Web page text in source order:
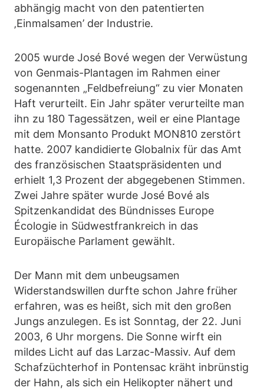
abhängig macht von den patentierten
‚Einmalsamen’ der Industrie.
2005 wurde José Bové wegen der Verwüstung
von Genmais-Plantagen im Rahmen einer
sogenannten „Feldbefreiung“ zu vier Monaten
Haft verurteilt. Ein Jahr später verurteilte man
ihn zu 180 Tagessätzen, weil er eine Plantage
mit dem Monsanto Produkt MON810 zerstört
hatte. 2007 kandidierte Globalnix für das Amt
des französischen Staatspräsidenten und
erhielt 1,3 Prozent der abgegebenen Stimmen.
Zwei Jahre später wurde José Bové als
Spitzenkandidat des Bündnisses Europe
Écologie in Südwestfrankreich in das
Europäische Parlament gewählt.
Der Mann mit dem unbeugsamen
Widerstandswillen durfte schon Jahre früher
erfahren, was es heißt, sich mit den großen
Jungs anzulegen. Es ist Sonntag, der 22. Juni
2003, 6 Uhr morgens. Die Sonne wirft ein
mildes Licht auf das Larzac-Massiv. Auf dem
Schafzüchterhof in Pontensac kräht inbrünstig
der Hahn, als sich ein Helikopter nähert und